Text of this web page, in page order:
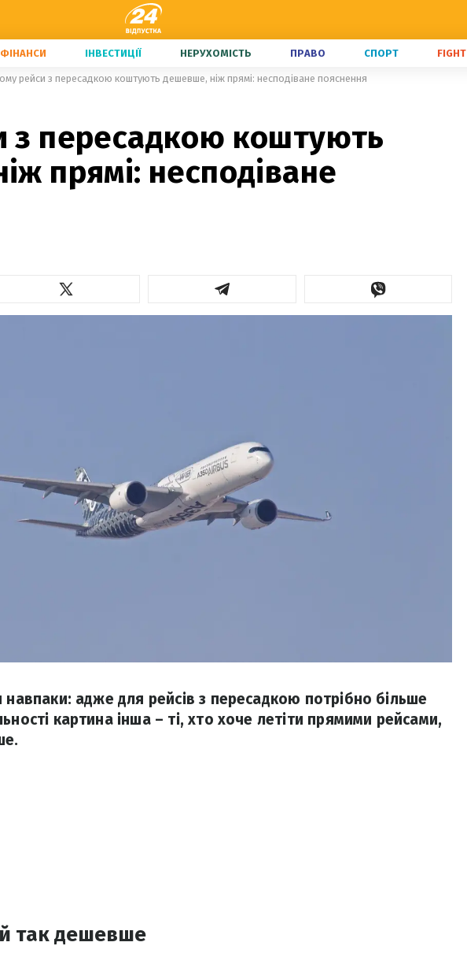
ФІНАНСИ ІНВЕСТИЦІЇ НЕРУХОМІСТЬ ПРАВО СПОРТ FIGHT
рейси з пересадкою коштують дешевше, ніж прямі: несподіване пояснення
з пересадкою коштують
прямі: несподіване
навпаки: адже для рейсів з пересадкою потрібно більше
картина інша – ті, хто хоче летіти прямими рейсами,
так дешевше